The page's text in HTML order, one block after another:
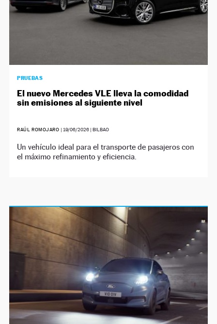
PRUEBAS
El nuevo Mercedes VLE lleva la comodidad
sin emisiones al siguiente nivel
RAÚL ROMOJARO | 19/06/2026| BILBAO
Un vehículo ideal para el transporte de pasajeros con
el máximo refinamiento y eficiencia.